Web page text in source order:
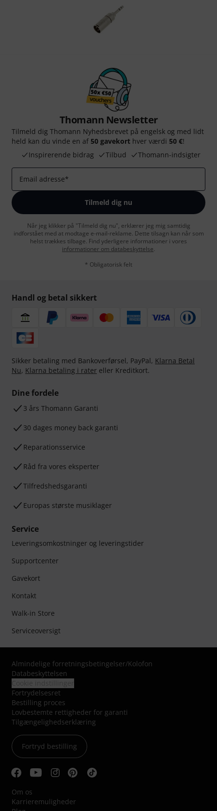
Thomann Newsletter
Tilmeld dig Thomann Nyhedsbrevet på engelsk og med lidt
held kan du vinde en af 50 gavekort hver værdi 50 €!
Inspirerende bidrag
Tilbud Thomann-indsigter
Email adresse*
Tilmeld dig nu
Når jeg klikker på "Tilmeld dig nu", erklærer jeg mig samtidig
indforstået med at modtage e-mail-reklame. Dette tilsagn kan når som
helst trækkes tilbage. Find yderligere informationer i vores
informationer om databeskyttelse.
* Obligatorisk felt
Handl og betal sikkert
Sikker betaling med Bankoverførsel, PayPal, Klarna Betal
Nu, Klarna betaling i rater eller Kreditkort.
Dine fordele
3 års Thomann Garanti
30 dages money back garanti
Reparationsservice
Råd fra vores eksperter
Tilfredshedsgaranti
Europas største musiklager
Service
Leveringsomkostninger og leveringstider
Supportcenter
Gavekort
Kontakt
Walk-in Store
Serviceoversigt
Almindelige forretningsbetingelser/Kolofon
Databeskyttelsen
Fortrydelsesret
Bestilling proces
Lovbestemte rettigheder for garanti
Tilgængelighedserklæring
Fortryd bestilling
Om os
Karrieremuligheder